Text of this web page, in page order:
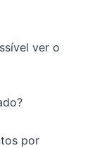
ver o
por